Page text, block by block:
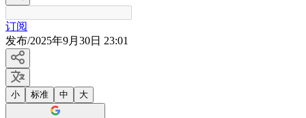
订阅
发布/2025年9月30日 23:01
小 标准 中 大